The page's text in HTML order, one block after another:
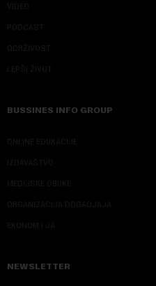
VIDEO
PODCAST
ODRŽIVOST
LEPŠI ŽIVOT
BUSSINES INFO GROUP
ONLINE EDUKACIJE
IZDAVAŠTVO
MEDIJSKE OBUKE
ORGANIZACIJA DOGADJAJA
EKONOM I JA
NEWSLETTER